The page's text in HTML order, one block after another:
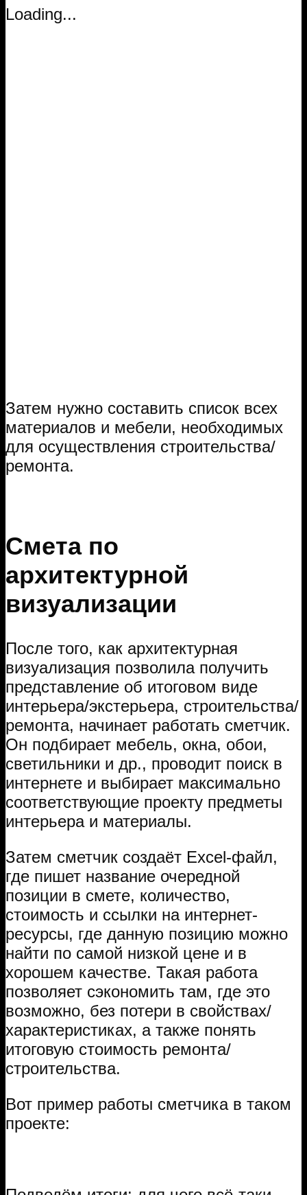
Loading...
Затем нужно составить список всех
материалов и мебели, необходимых
для осуществления строительства/
ремонта.
Смета по
архитектурной
визуализации
После того, как архитектурная
визуализация позволила получить
представление об итоговом виде
интерьера/экстерьера, строительства/
ремонта, начинает работать сметчик.
Он подбирает мебель, окна, обои,
светильники и др., проводит поиск в
интернете и выбирает максимально
соответствующие проекту предметы
интерьера и материалы.
Затем сметчик создаёт Excel-файл,
где пишет название очередной
позиции в смете, количество,
стоимость и ссылки на интернет-
ресурсы, где данную позицию можно
найти по самой низкой цене и в
хорошем качестве. Такая работа
позволяет сэкономить там, где это
возможно, без потери в свойствах/
характеристиках, а также понять
итоговую стоимость ремонта/
строительства.
Вот пример работы сметчика в таком
проекте: